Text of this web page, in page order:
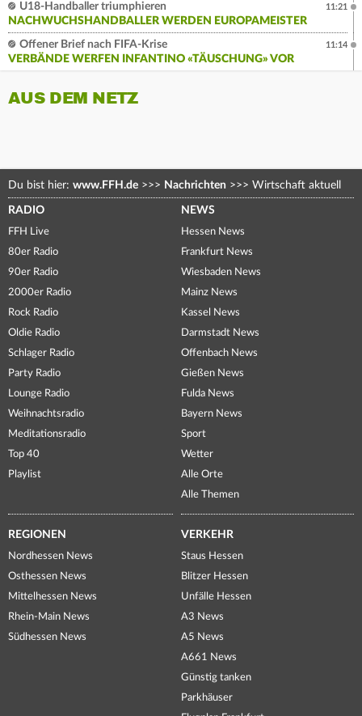
U18-Handballer triumphieren
NACHWUCHSHANDBALLER WERDEN EUROPAMEISTER
11:21
Offener Brief nach FIFA-Krise
VERBÄNDE WERFEN INFANTINO «TÄUSCHUNG» VOR
11:14
AUS DEM NETZ
Du bist hier: www.FFH.de >>> Nachrichten >>> Wirtschaft aktuell
RADIO
FFH Live
80er Radio
90er Radio
2000er Radio
Rock Radio
Oldie Radio
Schlager Radio
Party Radio
Lounge Radio
Weihnachtsradio
Meditationsradio
Top 40
Playlist
NEWS
Hessen News
Frankfurt News
Wiesbaden News
Mainz News
Kassel News
Darmstadt News
Offenbach News
Gießen News
Fulda News
Bayern News
Sport
Wetter
Alle Orte
Alle Themen
REGIONEN
Nordhessen News
Osthessen News
Mittelhessen News
Rhein-Main News
Südhessen News
VERKEHR
Staus Hessen
Blitzer Hessen
Unfälle Hessen
A3 News
A5 News
A661 News
Günstig tanken
Parkhäuser